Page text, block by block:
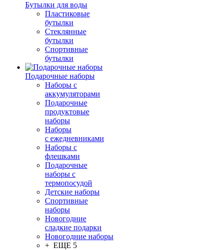
Бутылки для воды
Пластиковые
бутылки
Стеклянные
бутылки
Спортивные
бутылки
Подарочные наборы
Наборы с
аккумуляторами
Подарочные
продуктовые
наборы
Наборы
с ежедневниками
Наборы с
флешками
Подарочные
наборы с
термопосудой
Детские наборы
Спортивные
наборы
Новогодние
сладкие подарки
Новогодние наборы
+ ЕЩЕ 5